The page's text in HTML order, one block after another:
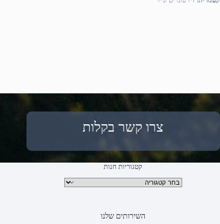
צרו קשר בקלות
קטגוריות חנות
קטגוריות מוצרים
השירותים שלנו